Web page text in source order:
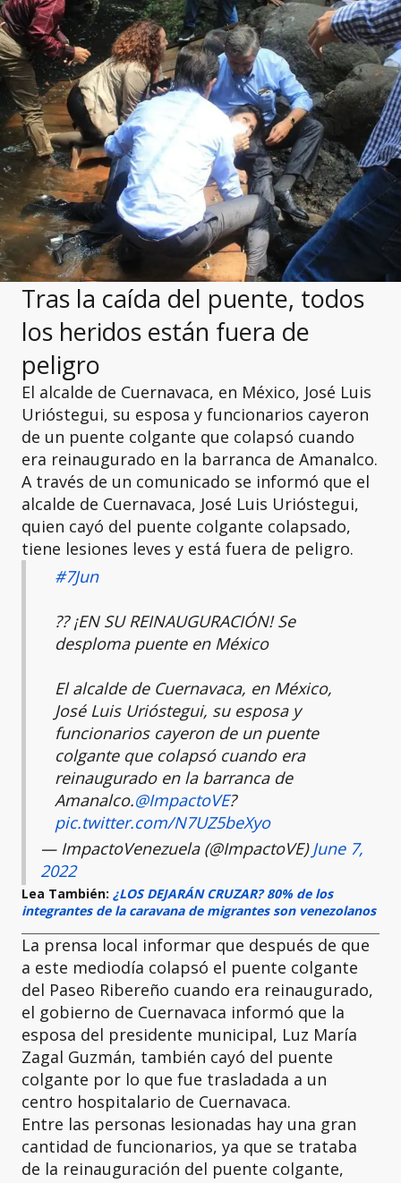
Tras la caída del puente, todos
los heridos están fuera de
peligro
El alcalde de Cuernavaca, en México, José Luis
Urióstegui, su esposa y funcionarios cayeron
de un puente colgante que colapsó cuando
era reinaugurado en la barranca de Amanalco.
A través de un comunicado se informó que el
alcalde de Cuernavaca, José Luis Urióstegui,
quien cayó del puente colgante colapsado,
tiene lesiones leves y está fuera de peligro.
#7Jun
?? ¡EN SU REINAUGURACIÓN! Se
desploma puente en México
El alcalde de Cuernavaca, en México,
José Luis Urióstegui, su esposa y
funcionarios cayeron de un puente
colgante que colapsó cuando era
reinaugurado en la barranca de
Amanalco.@ImpactoVE?
pic.twitter.com/N7UZ5beXyo
— ImpactoVenezuela (@ImpactoVE) June 7,
2022
Lea También: ¿LOS DEJARÁN CRUZAR? 80% de los
integrantes de la caravana de migrantes son venezolanos
La prensa local informar que después de que
a este mediodía colapsó el puente colgante
del Paseo Ribereño cuando era reinaugurado,
el gobierno de Cuernavaca informó que la
esposa del presidente municipal, Luz María
Zagal Guzmán, también cayó del puente
colgante por lo que fue trasladada a un
centro hospitalario de Cuernavaca.
Entre las personas lesionadas hay una gran
cantidad de funcionarios, ya que se trataba
de la reinauguración del puente colgante,